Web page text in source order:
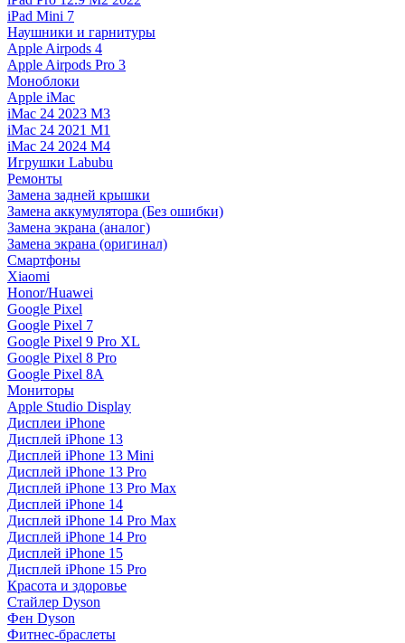
iPad Mini 7
Наушники и гарнитуры
Apple Airpods 4
Apple Airpods Pro 3
Моноблоки
Apple iMac
iMac 24 2023 M3
iMac 24 2021 M1
iMac 24 2024 M4
Игрушки Labubu
Ремонты
Замена задней крышки
Замена аккумулятора (Без ошибки)
Замена экрана (аналог)
Замена экрана (оригинал)
Смартфоны
Xiaomi
Honor/Huawei
Google Pixel
Google Pixel 7
Google Pixel 9 Pro XL
Google Pixel 8 Pro
Google Pixel 8A
Мониторы
Apple Studio Display
Дисплеи iPhone
Дисплей iPhone 13
Дисплей iPhone 13 Mini
Дисплей iPhone 13 Pro
Дисплей iPhone 13 Pro Max
Дисплей iPhone 14
Дисплей iPhone 14 Pro Max
Дисплей iPhone 14 Pro
Дисплей iPhone 15
Дисплей iPhone 15 Pro
Красота и здоровье
Стайлер Dyson
Фен Dyson
Фитнес-браслеты